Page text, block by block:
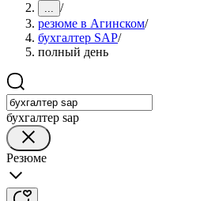
... /
резюме в Агинском/
бухгалтер SAP/
полный день
бухгалтер sap
Резюме